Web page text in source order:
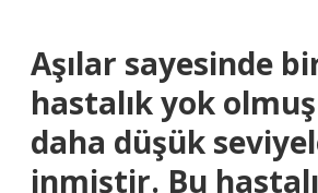
Aşılar sayesinde
hastalık yok
daha düşük
inmiştir. Bu